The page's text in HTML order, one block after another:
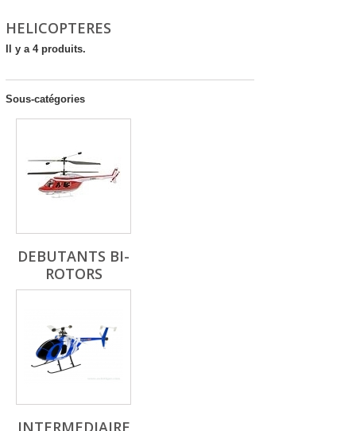
HELICOPTERES
Il y a 4 produits.
Sous-catégories
DEBUTANTS BI-
ROTORS
INTERMEDIAIRE